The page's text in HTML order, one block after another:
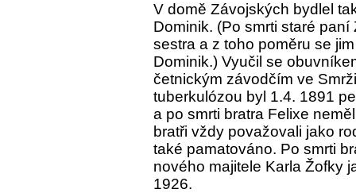
V domě Závojských bydlel
Dominik. (Po smrti staré
sestra a z toho poměru se
Dominik.) Vyučil se
četnickým závodčím ve
tuberkulózou byl 1.4. 1891
a po smrti bratra Felixe
bratři vždy považovali jako
také pamatováno. Po smrti
nového majitele Karla Žofky
1926.